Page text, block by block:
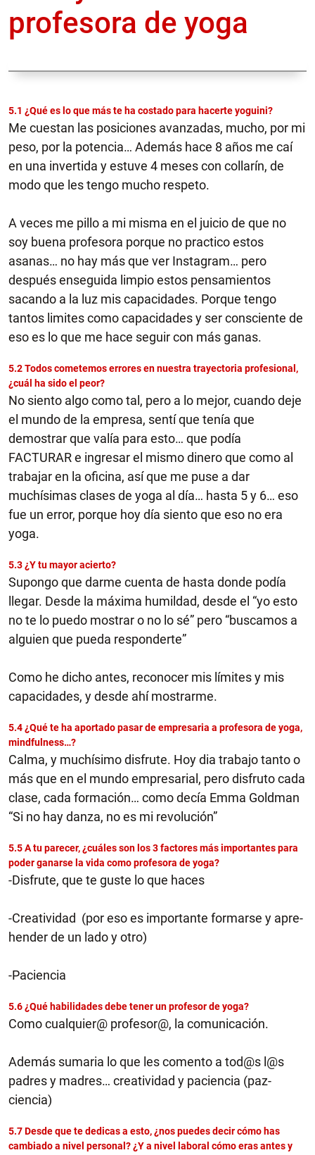
profesora de yoga
5.1 ¿Qué es lo que más te ha costado para hacerte yoguini?
Me cuestan las posiciones avanzadas, mucho, por mi
peso, por la potencia… Además hace 8 años me caí
en una invertida y estuve 4 meses con collarín, de
modo que les tengo mucho respeto.
A veces me pillo a mi misma en el juicio de que no
soy buena profesora porque no practico estos
asanas… no hay más que ver Instagram… pero
después enseguida limpio estos pensamientos
sacando a la luz mis capacidades. Porque tengo
tantos limites como capacidades y ser consciente de
eso es lo que me hace seguir con más ganas.
5.2 Todos cometemos errores en nuestra trayectoria profesional,
¿cuál ha sido el peor?
No siento algo como tal, pero a lo mejor, cuando deje
el mundo de la empresa, sentí que tenía que
demostrar que valía para esto… que podía
FACTURAR e ingresar el mismo dinero que como al
trabajar en la oficina, así que me puse a dar
muchísimas clases de yoga al día… hasta 5 y 6… eso
fue un error, porque hoy día siento que eso no era
yoga.
5.3 ¿Y tu mayor acierto?
Supongo que darme cuenta de hasta donde podía
llegar. Desde la máxima humildad, desde el “yo esto
no te lo puedo mostrar o no lo sé” pero “buscamos a
alguien que pueda responderte”
Como he dicho antes, reconocer mis límites y mis
capacidades, y desde ahí mostrarme.
5.4 ¿Qué te ha aportado pasar de empresaria a profesora de yoga,
mindfulness…?
Calma, y muchísimo disfrute. Hoy dia trabajo tanto o
más que en el mundo empresarial, pero disfruto cada
clase, cada formación… como decía Emma Goldman
“Si no hay danza, no es mi revolución”
5.5 A tu parecer, ¿cuáles son los 3 factores más importantes para
poder ganarse la vida como profesora de yoga?
-Disfrute, que te guste lo que haces
-Creatividad (por eso es importante formarse y apre-
hender de un lado y otro)
-Paciencia
5.6 ¿Qué habilidades debe tener un profesor de yoga?
Como cualquier@ profesor@, la comunicación.
Además sumaria lo que les comento a tod@s l@s
padres y madres… creatividad y paciencia (paz-
ciencia)
5.7 Desde que te dedicas a esto, ¿nos puedes decir cómo has
cambiado a nivel personal? ¿Y a nivel laboral cómo eras antes y